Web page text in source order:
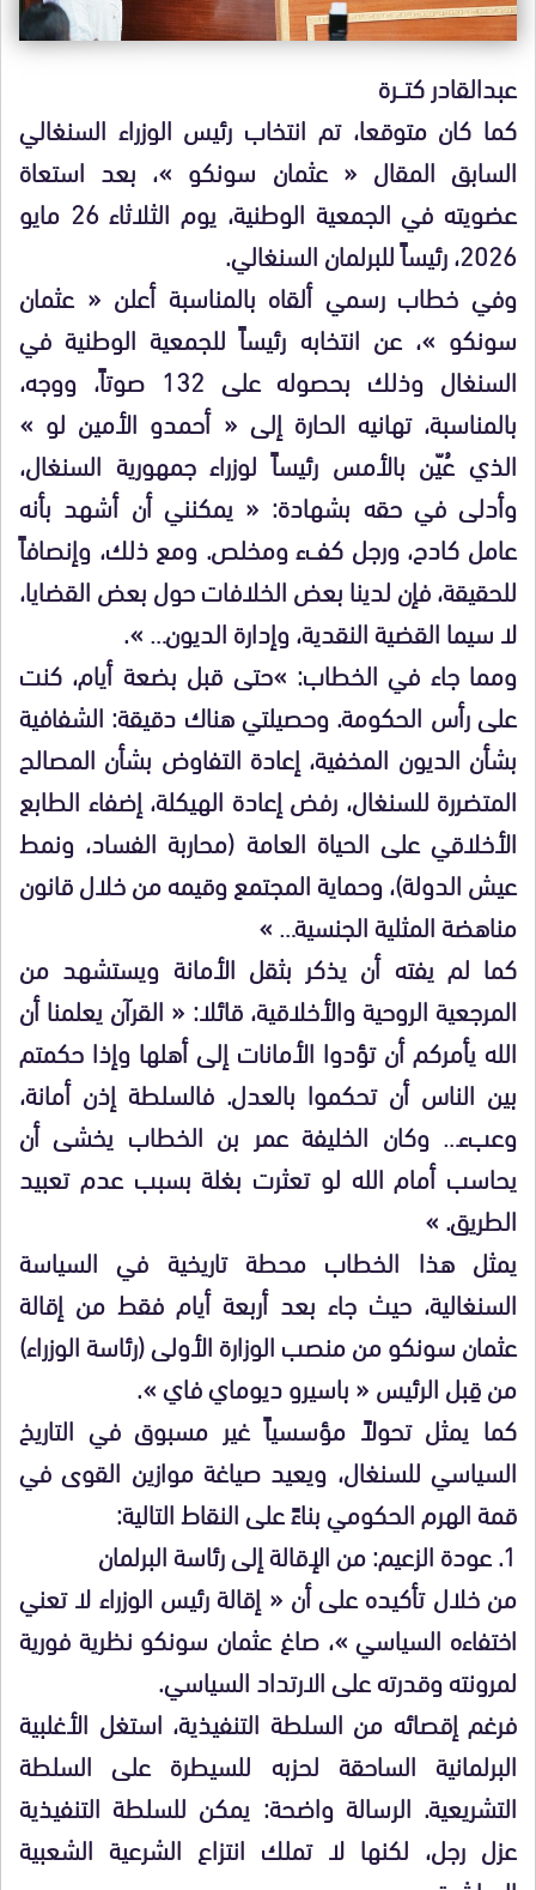
عبدالقادر كتـــرة
كما كان متوقعا، تم انتخاب رئيس الوزراء السنغالي
السابق المقال « عثمان سونكو »، بعد استعاة
عضويته في الجمعية الوطنية، يوم الثلاثاء 26 مايو
2026، رئيساً للبرلمان السنغالي.
وفي خطاب رسمي ألقاه بالمناسبة أعلن « عثمان
سونكو »، عن انتخابه رئيساً للجمعية الوطنية في
السنغال وذلك بحصوله على 132 صوتاً، ووجه،
بالمناسبة، تهانيه الحارة إلى « أحمدو الأمين لو »
الذي عُيّن بالأمس رئيساً لوزراء جمهورية السنغال،
وأدلى في حقه بشهادة: « يمكنني أن أشهد بأنه
عامل كادح، ورجل كفء ومخلص. ومع ذلك، وإنصافاً
للحقيقة، فإن لدينا بعض الخلافات حول بعض القضايا،
لا سيما القضية النقدية، وإدارة الديون… ».
ومما جاء في الخطاب: »حتى قبل بضعة أيام، كنت
على رأس الحكومة. وحصيلتي هناك دقيقة: الشفافية
بشأن الديون المخفية، إعادة التفاوض بشأن المصالح
المتضررة للسنغال، رفض إعادة الهيكلة، إضفاء الطابع
الأخلاقي على الحياة العامة (محاربة الفساد، ونمط
عيش الدولة)، وحماية المجتمع وقيمه من خلال قانون
مناهضة المثلية الجنسية… »
كما لم يفته أن يذكر بثقل الأمانة ويستشهد من
المرجعية الروحية والأخلاقية، قائلا: « القرآن يعلمنا أن
الله يأمركم أن تؤدوا الأمانات إلى أهلها وإذا حكمتم
بين الناس أن تحكموا بالعدل. فالسلطة إذن أمانة،
وعبء… وكان الخليفة عمر بن الخطاب يخشى أن
يحاسب أمام الله لو تعثرت بغلة بسبب عدم تعبيد
الطريق. »
​يمثل هذا الخطاب محطة تاريخية في السياسة
السنغالية، حيث جاء بعد أربعة أيام فقط من إقالة
عثمان سونكو من منصب الوزارة الأولى (رئاسة الوزراء)
من قِبل الرئيس « باسيرو ديوماي فاي ».
​كما يمثل تحولاً مؤسسياً غير مسبوق في التاريخ
السياسي للسنغال، ويعيد صياغة موازين القوى في
قمة الهرم الحكومي بناءً على النقاط التالية:
​1. عودة الزعيم: من الإقالة إلى رئاسة البرلمان
​من خلال تأكيده على أن « إقالة رئيس الوزراء لا تعني
اختفاءه السياسي »، صاغ عثمان سونكو نظرية فورية
لمرونته وقدرته على الارتداد السياسي.
فرغم إقصائه من السلطة التنفيذية، استغل الأغلبية
البرلمانية الساحقة لحزبه للسيطرة على السلطة
التشريعية. الرسالة واضحة: يمكن للسلطة التنفيذية
عزل رجل، لكنها لا تملك انتزاع الشرعية الشعبية